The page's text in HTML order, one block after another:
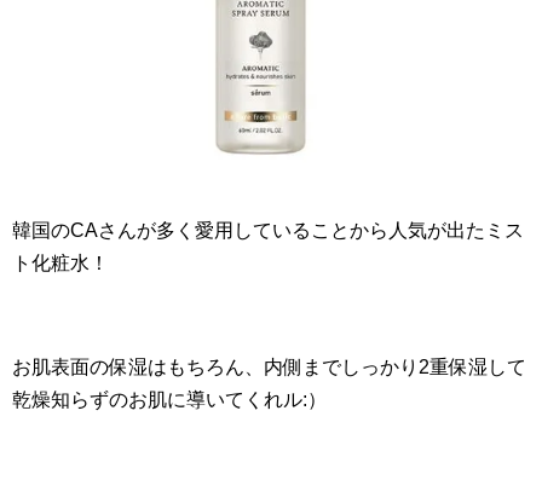
韓国のCAさんが多く愛用していることから人気が出たミス
ト化粧水！
お肌表面の保湿はもちろん、内側までしっかり2重保湿して
乾燥知らずのお肌に導いてくれル:）